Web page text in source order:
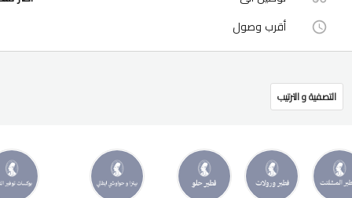
أقرب وصول
التصفية و الترتيب